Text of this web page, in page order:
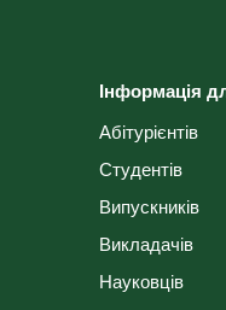
Інформація
Абітурієнтів
Студентів
Випускників
Викладачів
Науковців